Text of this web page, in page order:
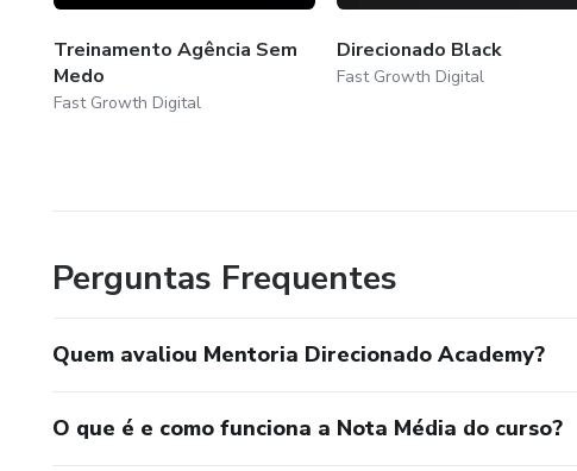
Treinamento Agência Sem
Medo
Fast Growth Digital
Direcionado Black
Fast Growth Digital
Perguntas Frequentes
Quem avaliou Mentoria Direcionado Academy?
O que é e como funciona a Nota Média do curso?